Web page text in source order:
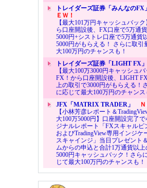
トレイダーズ証券「みんなのFX」
ＥＷ！
【最大101万円キャッシュバッ
ら口座開設後、FX口座で5万通
5000円+シストレ口座で5万通貨
5000円がもらえる！ さらに取引
大100万円のチャンスも！
トレイダーズ証券「LIGHT FX」
【最大100万3000円キャッシュ
FX！から口座開設後、LIGHT
上の取引で3000円がもらえる！
に応じて最大100万円のチャンス
JFX「MATRIX TRADER」
Ｎ
【小林芳彦レポート＆
大100万5000円】口座開設完了で
ジナルレポート「FXスキャルピ
およびTradingView専用インジケ
スキャインジ」当日プレゼント
ムからの申込と合計1万通貨以
5000円キャッシュバック！さら
じて最大100万円のチャンスも！